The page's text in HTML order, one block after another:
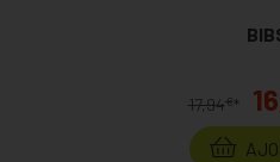
17,94€ *